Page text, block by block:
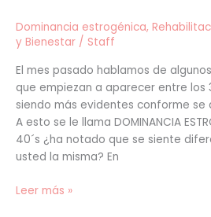
Dominancia estrogénica,
y Bienestar / Staff
El mes pasado hablamos de
que empiezan a aparecer entre los
siendo más evidentes conforme se
A esto se le llama DOMINANCIA
40´s ¿ha notado que se siente
usted la misma? En
la
mujer
hoy.
Leer más »